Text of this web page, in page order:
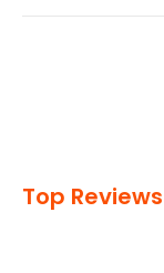
Top Reviews